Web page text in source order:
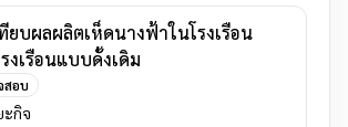
ยบผลผลิตเห็ดนางฟ้าในโรงเรือน
งเรือนแบบดั้งเดิม
สอบ
ะกิจ